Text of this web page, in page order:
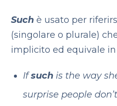
Such è usato per
(singolare o plurale)
implicito ed equivale in
Ifsuchis the way
surprise people